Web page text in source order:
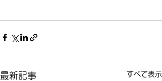
最新記事 すべて表示